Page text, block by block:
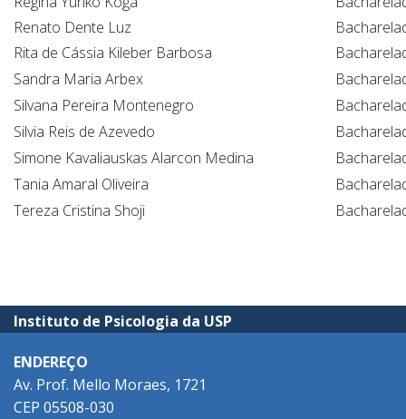
Renato Dente Luz
Rita de Cássia Kileber Barbosa
Sandra Maria Arbex
Silvana Pereira Montenegro
Silvia Reis de Azevedo
Simone Kavaliauskas Alarcon Medina
Tania Amaral Oliveira
Tereza Cristina Shoji
Instituto de Psicologia da USP
ENDEREÇO
Av. Prof. Mello Moraes, 1721
CEP 05508-030